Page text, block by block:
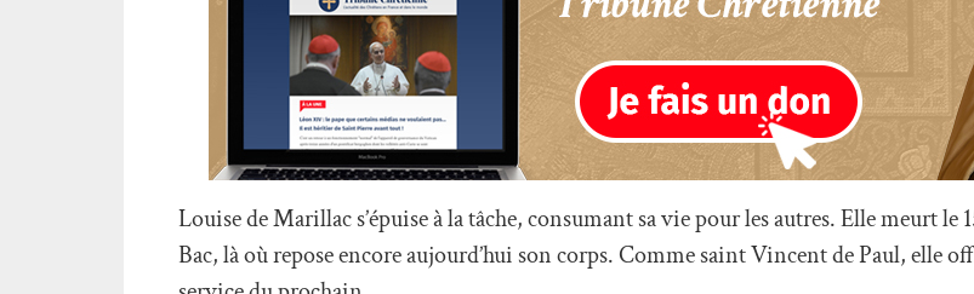
Louise de Marillac s’épuise à la tâche, consumant sa vie pour les autres. Elle meurt le
Bac, là où repose encore aujourd’hui son corps. Comme saint Vincent de Paul, elle